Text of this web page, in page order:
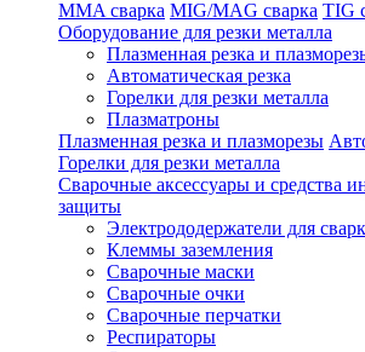
MMA сварка MIG/MAG сварка TIG
Оборудование для резки металла
Плазменная резка и
Автоматическая резка
Горелки для резки металла
Плазматроны
Плазменная резка и плазморезы
Горелки для резки металла
Сварочные аксессуары и средства
защиты
Электрододержатели для
Клеммы заземления
Сварочные маски
Сварочные очки
Сварочные перчатки
Респираторы